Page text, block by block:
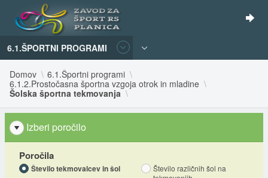
6.1.ŠPORTNI PROGRAMI
Domov
6.1.Športni programi
6.1.2.Prostočasna športna vzgoja otrok in mladine
Šolska športna tekmovanja
Izberi poročilo
Poročila
Število tekmovalcev in šol
Število različnih šol na